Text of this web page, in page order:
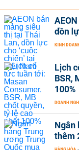
dồn
KINH
Lịch
BSR,
100%
DOANH
Ngân
thêm